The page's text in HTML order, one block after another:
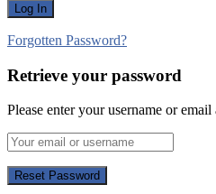
Forgotten Password?
Retrieve your password
Please enter your username or